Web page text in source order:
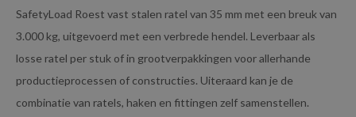
SafetyLoad Roest vast stalen ratel van 35 mm met een breuk van
3.000 kg, uitgevoerd met een verbrede hendel. Leverbaar als
losse ratel per stuk of in grootverpakkingen voor allerhande
productieprocessen of constructies. Uiteraard kan je de
combinatie van ratels, haken en fittingen zelf samenstellen.